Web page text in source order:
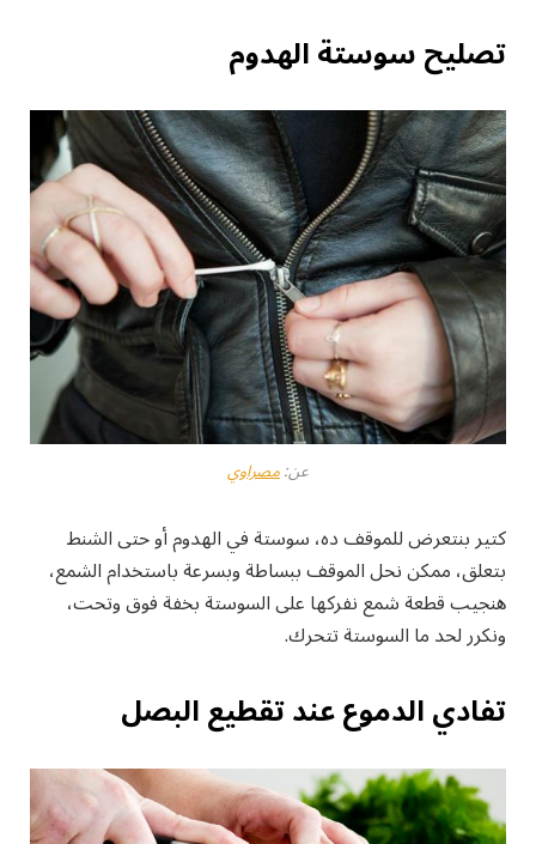
تصليح سوستة الهدوم
عن:مصراوي
كتير بنتعرض للموقف ده، سوستة في الهدوم أو حتى الشنط
بتعلق، ممكن نحل الموقف ببساطة وبسرعة باستخدام الشمع،
هنجيب قطعة شمع نفركها على السوستة بخفة فوق وتحت،
ونكرر لحد ما السوستة تتحرك.
تفادي الدموع عند تقطيع البصل